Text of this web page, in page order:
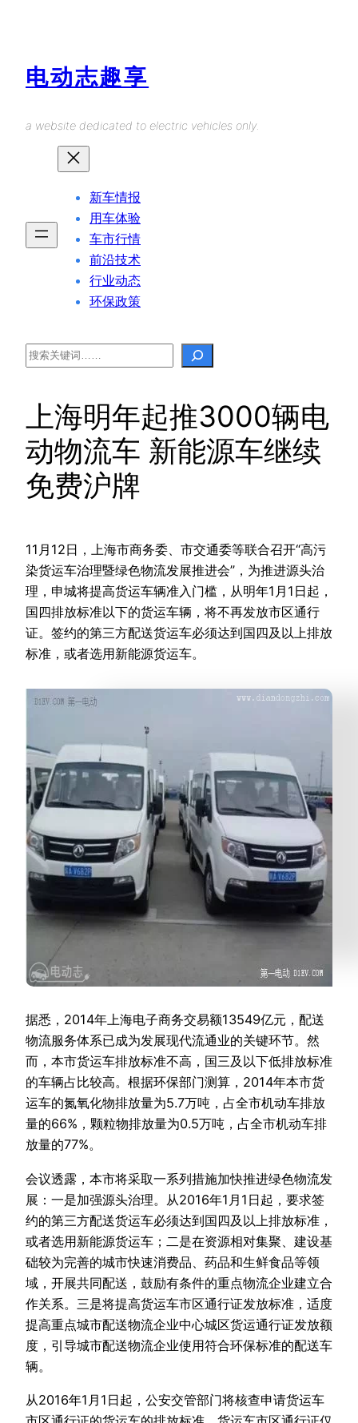
电动志趣享
a website dedicated to electric vehicles only.
新车情报
用车体验
车市行情
前沿技术
行业动态
环保政策
Search
上海明年起推3000辆电
动物流车 新能源车继续
免费沪牌
11月12日，上海市商务委、市交通委等联合召开“高污
染货运车治理暨绿色物流发展推进会”，为推进源头治
理，申城将提高货运车辆准入门槛，从明年1月1日起，
国四排放标准以下的货运车辆，将不再发放市区通行
证。签约的第三方配送货运车必须达到国四及以上排放
标准，或者选用新能源货运车。
据悉，2014年上海电子商务交易额13549亿元，配送
物流服务体系已成为发展现代流通业的关键环节。然
而，本市货运车排放标准不高，国三及以下低排放标准
的车辆占比较高。根据环保部门测算，2014年本市货
运车的氮氧化物排放量为5.7万吨，占全市机动车排放
量的66%，颗粒物排放量为0.5万吨，占全市机动车排
放量的77%。
会议透露，本市将采取一系列措施加快推进绿色物流发
展：一是加强源头治理。从2016年1月1日起，要求签
约的第三方配送货运车必须达到国四及以上排放标准，
或者选用新能源货运车；二是在资源相对集聚、建设基
础较为完善的城市快速消费品、药品和生鲜食品等领
域，开展共同配送，鼓励有条件的重点物流企业建立合
作关系。三是将提高货运车市区通行证发放标准，适度
提高重点城市配送物流企业中心城区货运通行证发放额
度，引导城市配送物流企业使用符合环保标准的配送车
辆。
从2016年1月1日起，公安交管部门将核查申请货运车